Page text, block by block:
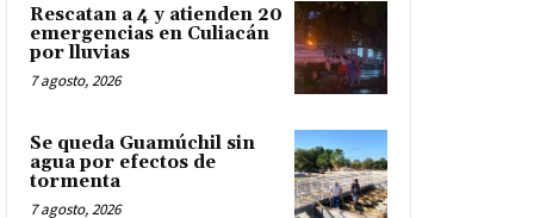
Rescatan a 4 y atienden 20
emergencias en Culiacán
por lluvias
7 agosto, 2026
Se queda Guamúchil sin
agua por efectos de
tormenta
7 agosto, 2026